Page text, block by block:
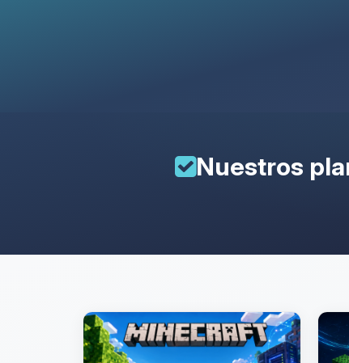
Nuestros